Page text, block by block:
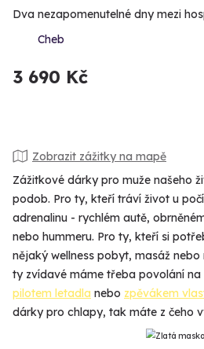
Dva nezapomenutelné dny mezi
Cheb
3 690 Kč
Zobrazit zážitky na mapě
Zážitkové dárky pro muže našeho
podob. Pro ty, kteří tráví život u
adrenalinu - rychlém autě,
nebo hummeru. Pro ty, kteří si
nějaký wellness pobyt, masáž nebo
ty zvídavé máme třeba povolání na
pilotem letadla nebo zpěvákem
dárky pro chlapy, tak máte z čeho